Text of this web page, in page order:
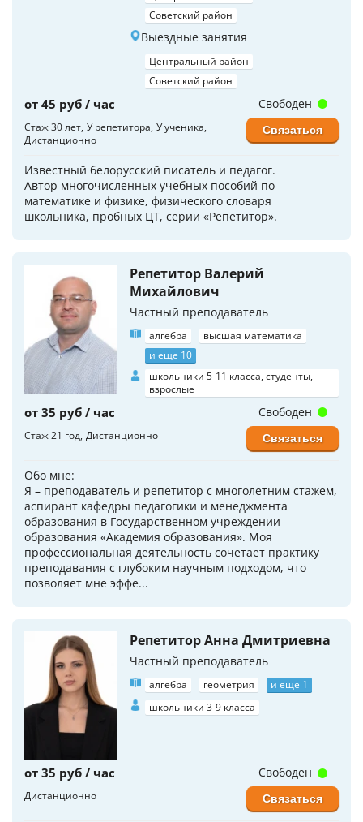
Советский район
Выездные занятия
Центральный район
Советский район
от 45 руб / час
Стаж 30 лет У репетитора У ученика
Дистанционно
Известный белорусский писатель и педагог.
Автор многочисленных учебных пособий по
математике и физике, физического словаря
школьника, пробных ЦТ, серии «Репетитор».
Свободен
Связаться
Репетитор Валерий
Михайлович
Частный преподаватель
алгебра
высшая математика
и еще 10
школьники 5-11 класса, студенты,
взрослые
от 35 руб / час
Стаж 21 год Дистанционно
Обо мне:
Я – преподаватель и репетитор с многолетним стажем,
аспирант кафедры педагогики и менеджмента
образования в Государственном учреждении
образования «Академия образования». Моя
профессиональная деятельность сочетает практику
преподавания с глубоким научным подходом, что
позволяет мне эффе...
Свободен
Связаться
Репетитор Анна Дмитриевна
Частный преподаватель
алгебра геометрия
и еще 1
школьники 3-9 класса
от 35 руб / час
Дистанционно
Свободен
Связаться